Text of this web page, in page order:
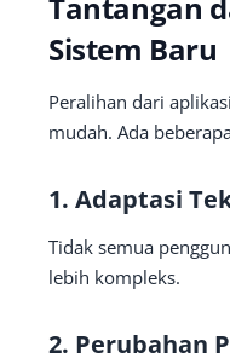
Tantangan
Sistem Baru
Peralihan dari
mudah. Ada
1. Adaptasi
Tidak semua
lebih kompleks.
2. Perubahan